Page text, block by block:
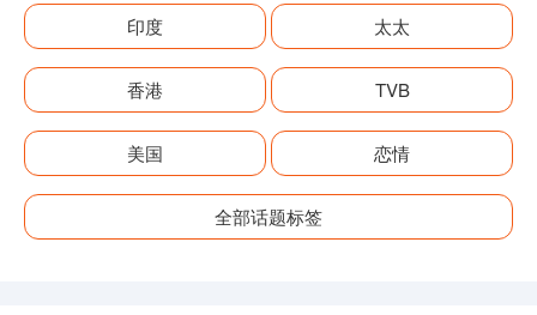
印度 太太
香港 TVB
美国 恋情
全部话题标签